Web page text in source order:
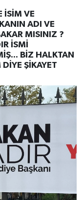
İSİM VE
ADI VE
MISINIZ ?
İSMİ
BİZ HALKTAN
ŞİKAYET